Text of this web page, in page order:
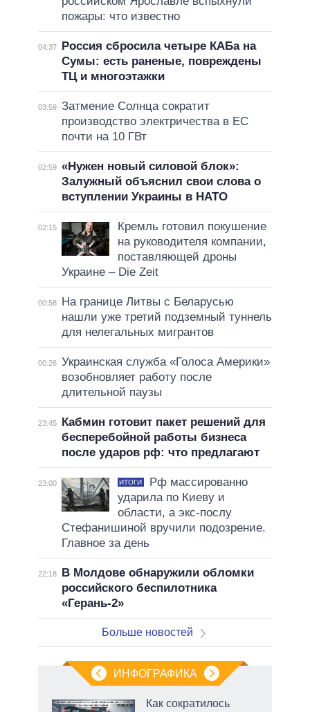
пожары: что известно
04:37
Россия сбросила четыре КАБа на
Сумы: есть раненые, повреждены
ТЦ и многоэтажки
03:59 Затмение Солнца сократит
производство электричества в ЕС
почти на 10 ГВт
02:59 «Нужен новый силовой блок»:
Залужный объяснил свои слова о
вступлении Украины в НАТО
02:15
Кремль готовил покушение
на руководителя компании,
поставляющей дроны
Украине – Die Zeit
00:58
На границе Литвы с Беларусью
нашли уже третий подземный туннель
для нелегальных мигрантов
00:26 Украинская служба «Голоса Америки»
возобновляет работу после
длительной паузы
23:45
Кабмин готовит пакет решений для
бесперебойной работы бизнеса
после ударов рф: что предлагают
23:00 ИТОГИ
Рф массированно
ударила по Киеву и
области, а экс-послу
Стефанишиной вручили подозрение.
Главное за день
22:18
В Молдове обнаружили обломки
российского беспилотника
«Герань-2»
Больше новостей
ИНФОГРАФИКА
Как сократилось